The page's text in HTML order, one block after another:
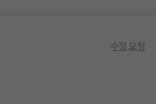
수정 요청